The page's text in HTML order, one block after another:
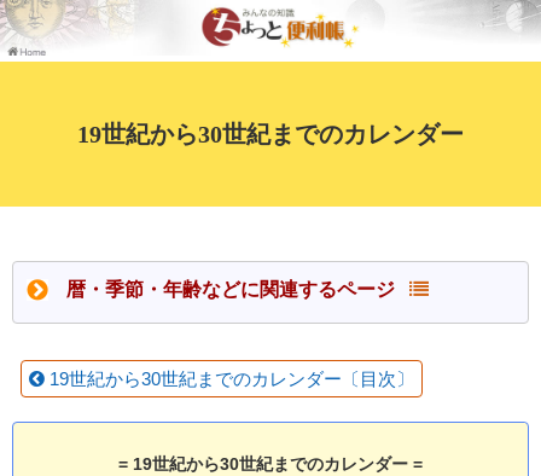
19世紀から30世紀までのカレンダー
暦・季節・年齢などに関連するページ
19世紀から30世紀までのカレンダー〔目次〕
= 19世紀から30世紀までのカレンダー =